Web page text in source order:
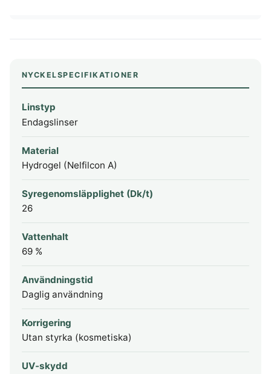
NYCKELSPECIFIKATIONER
Linstyp
Endagslinser
Material
Hydrogel (Nelfilcon A)
Syregenomsläpplighet (Dk/t)
26
Vattenhalt
69 %
Användningstid
Daglig användning
Korrigering
Utan styrka (kosmetiska)
UV-skydd